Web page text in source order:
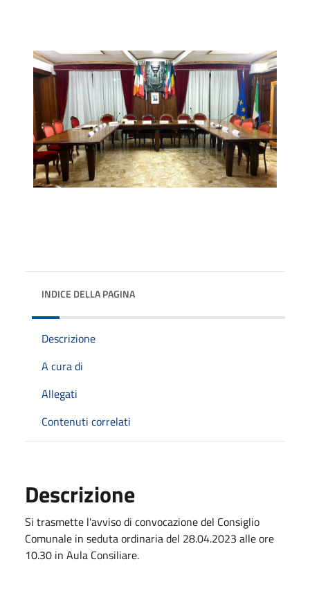
INDICE DELLA PAGINA
Descrizione
A cura di
Allegati
Contenuti correlati
Descrizione
Si trasmette l'avviso di convocazione del Consiglio
Comunale in seduta ordinaria del 28.04.2023 alle ore
10.30 in Aula Consiliare.